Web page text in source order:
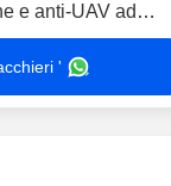
e anti-UAV ad
'